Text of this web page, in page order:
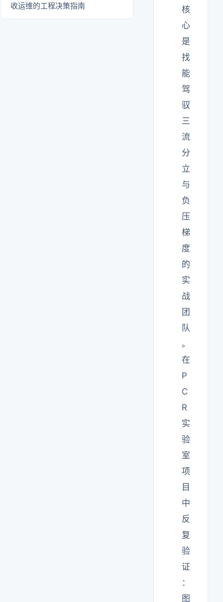
收运维的工程决策指南
核
心
是
找
能
驾
驭
三
流
分
立
与
负
压
梯
度
的
实
战
团
队
。
在
P
C
R
实
验
室
项
目
中
反
复
验
证
：
图